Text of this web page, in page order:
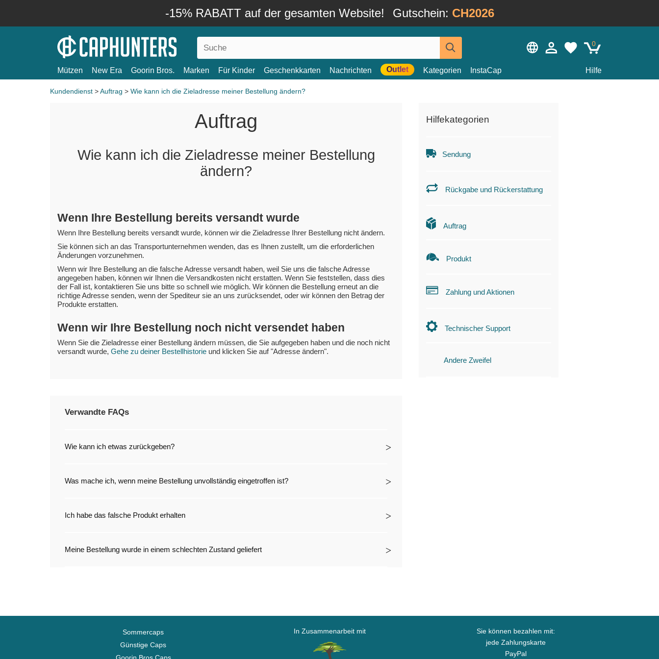
-15% RABATT auf der gesamten Website! Gutschein: CH2026
0
Mützen New Era Goorin Bros. Marken Für Kinder Geschenkkarten Nachrichten Outlet Kategorien InstaCap Hilfe
Kundendienst >Auftrag > Wie kann ich die Zieladresse meiner Bestellung ändern?
Auftrag
Wie kann ich die Zieladresse meiner Bestellung
ändern?
Wenn Ihre Bestellung bereits versandt wurde
Wenn Ihre Bestellung bereits versandt wurde, können wir die Zieladresse Ihrer Bestellung nicht ändern.
Sie können sich an das Transportunternehmen wenden, das es Ihnen zustellt, um die erforderlichen
Änderungen vorzunehmen.
Wenn wir Ihre Bestellung an die falsche Adresse versandt haben, weil Sie uns die falsche Adresse
angegeben haben, können wir Ihnen die Versandkosten nicht erstatten. Wenn Sie feststellen, dass dies
der Fall ist, kontaktieren Sie uns bitte so schnell wie möglich. Wir können die Bestellung erneut an die
richtige Adresse senden, wenn der Spediteur sie an uns zurücksendet, oder wir können den Betrag der
Produkte erstatten.
Wenn wir Ihre Bestellung noch nicht versendet haben
Wenn Sie die Zieladresse einer Bestellung ändern müssen, die Sie aufgegeben haben und die noch nicht
versandt wurde, Gehe zu deiner Bestellhistorie und klicken Sie auf "Adresse ändern".
Hilfekategorien
Sendung
Rückgabe und Rückerstattung
Auftrag
Produkt
Zahlung und Aktionen
Technischer Support
Andere Zweifel
Verwandte FAQs
Wie kann ich etwas zurückgeben?
Was mache ich, wenn meine Bestellung unvollständig eingetroffen ist?
Ich habe das falsche Produkt erhalten
Meine Bestellung wurde in einem schlechten Zustand geliefert
Sommercaps
Günstige Caps
In Zusammenarbeit mit
Sie können bezahlen mit:
jede Zahlungskarte
PayPal